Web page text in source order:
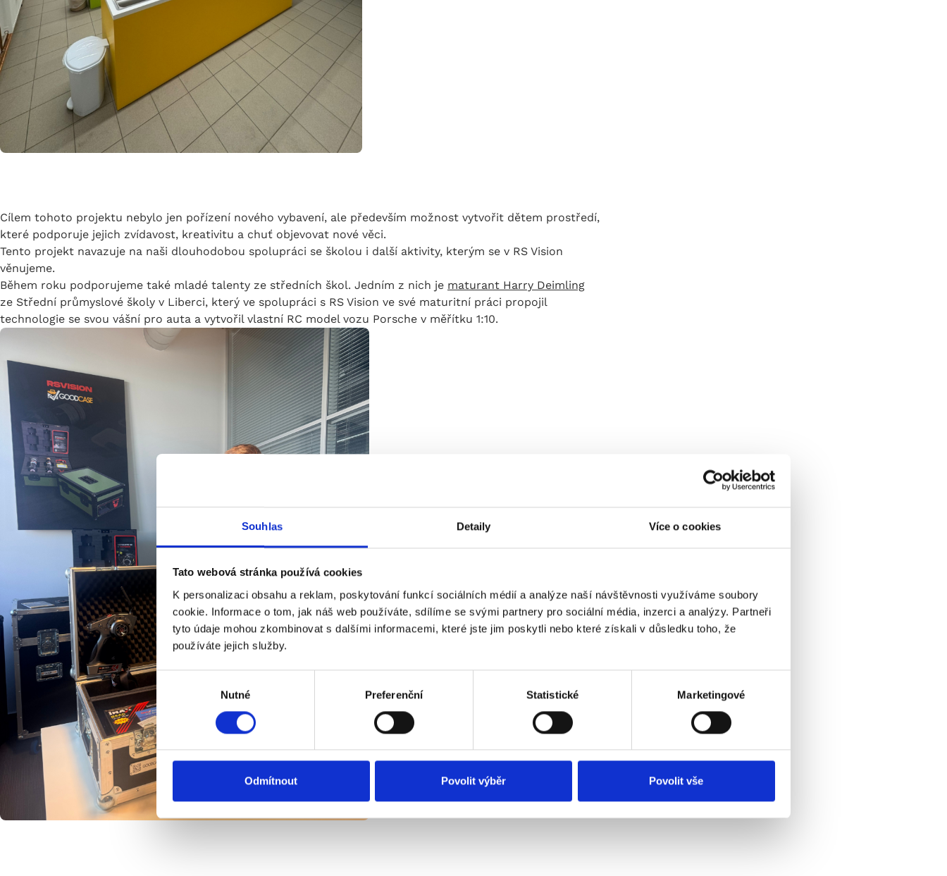
Souhlas Detaily Více o cookies
Tato webová stránka používá cookies
K personalizaci obsahu a reklam, poskytování funkcí sociálních médií a analýze naší návštěvnosti využíváme soubory
cookie. Informace o tom, jak náš web používáte, sdílíme se svými partnery pro sociální média, inzerci a analýzy. Partneři
tyto údaje mohou zkombinovat s dalšími informacemi, které jste jim poskytli nebo které získali v důsledku toho, že
používáte jejich služby.
b
ě
r
s
o
u
h
Nutné Preferenční Statistické Marketingové
Odmítnout Povolit výběr Povolit vše
Cílem tohoto projektu nebylo jen pořízení nového vybavení, ale především možnost vytvořit dětem prostředí,
které podporuje jejich zvídavost, kreativitu a chuť objevovat nové věci.
Tento projekt navazuje na naši dlouhodobou spolupráci se školou i další aktivity, kterým se v RS Vision
věnujeme.
Během roku podporujeme také mladé talenty ze středních škol. Jedním z nich je maturant Harry Deimling
ze Střední průmyslové školy v Liberci, který ve spolupráci s RS Vision ve své maturitní práci propojil
technologie se svou vášní pro auta a vytvořil vlastní RC model vozu Porsche v měřítku 1:10.